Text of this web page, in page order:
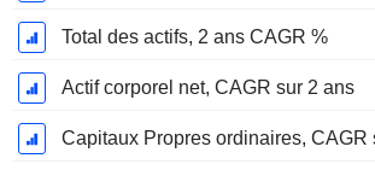
Total des actifs, 2 ans CAGR %
Actif corporel net, CAGR sur 2 ans
Capitaux Propres ordinaires, CAGR